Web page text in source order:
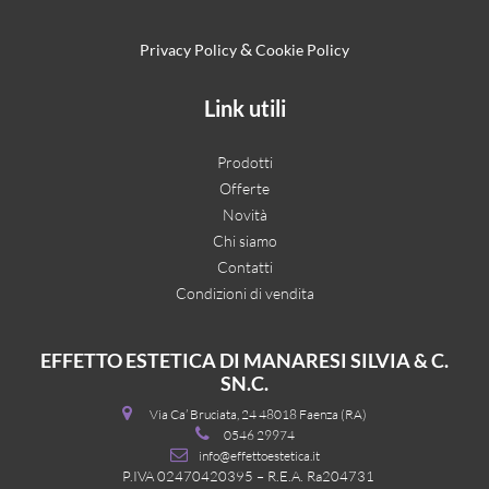
Privacy Policy& Cookie Policy
Link utili
Prodotti
Offerte
Novità
Chi siamo
Contatti
Condizioni di vendita
EFFETTO ESTETICA DI MANARESI SILVIA & C.
SN.C.
Via Ca’ Bruciata, 24 48018 Faenza (RA)
0546 29974
info@effettoestetica.it
P.IVA 02470420395 – R.E.A. Ra204731